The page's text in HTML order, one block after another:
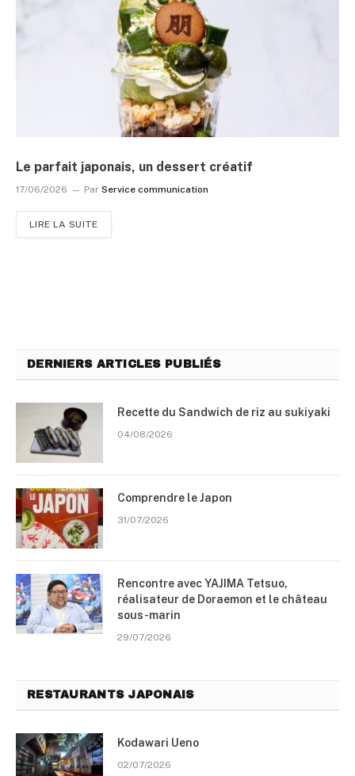
Le parfait japonais, un dessert créatif
17/06/2026 Par Service communication
LIRE LA SUITE
DERNIERS ARTICLES PUBLIÉS
Recette du Sandwich de riz au sukiyaki
04/08/2026
Comprendre le Japon
31/07/2026
Rencontre avec YAJIMA Tetsuo,
réalisateur de Doraemon et le château
sous-marin
29/07/2026
RESTAURANTS JAPONAIS
Kodawari Ueno
02/07/2026